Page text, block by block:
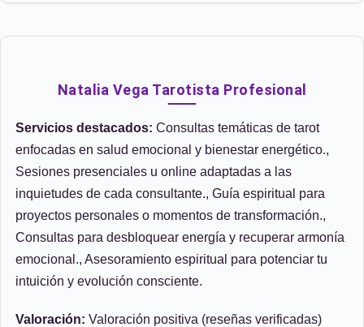
Natalia Vega Tarotista Profesional
Servicios destacados: Consultas temáticas de tarot
enfocadas en salud emocional y bienestar energético.,
Sesiones presenciales u online adaptadas a las
inquietudes de cada consultante., Guía espiritual para
proyectos personales o momentos de transformación.,
Consultas para desbloquear energía y recuperar armonía
emocional., Asesoramiento espiritual para potenciar tu
intuición y evolución consciente.
Valoración: Valoración positiva (reseñas verificadas)